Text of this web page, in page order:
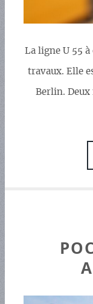
La ligne U 55
travaux. Elle
Berlin.